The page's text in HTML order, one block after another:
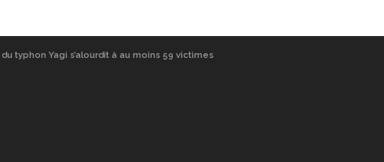
typhon Yagi s’alourdit à au moins 59 victimes